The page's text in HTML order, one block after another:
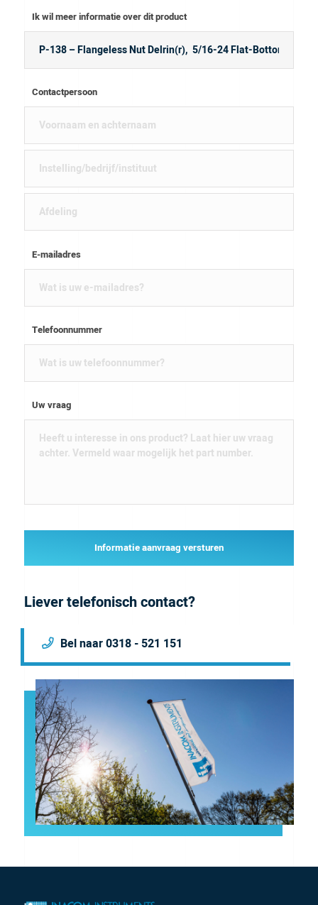
Ik wil meer informatie over dit product
Contactpersoon
E-mailadres
Telefoonnummer
Uw vraag
Informatie aanvraag versturen
Liever telefonisch contact?
Bel naar 0318 - 521 151